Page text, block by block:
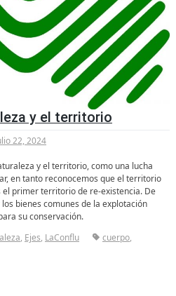
y el territorio
22, 2024
y el territorio, como una lucha
en tanto reconocemos que el territorio
el primer territorio de re-existencia. De
bienes comunes de la explotación
su conservación.
, Ejes, LaConflu cuerpo,